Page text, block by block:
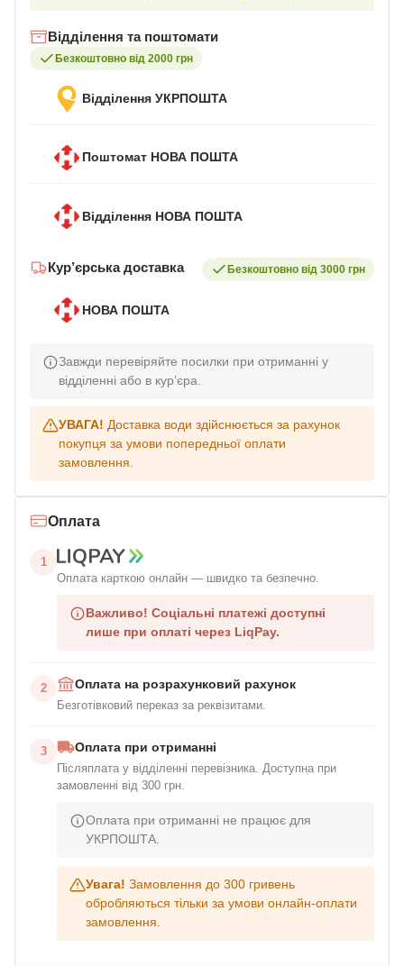
Відділення та поштомати
Безкоштовно від 2000 грн
Відділення УКРПОШТА
Поштомат НОВА ПОШТА
Відділення НОВА ПОШТА
Кур’єрська доставка Безкоштовно від 3000 грн
НОВА ПОШТА
Завжди перевіряйте посилки при отриманні у
відділенні або в кур’єра.
УВАГА! Доставка води здійснюється за рахунок
покупця за умови попередньої оплати
замовлення.
Оплата
1
Оплата карткою онлайн — швидко та безпечно.
Важливо! Соціальні платежі доступні
лише при оплаті через LiqPay.
2 Оплата на розрахунковий рахунок
Безготівковий переказ за реквізитами.
3 Оплата при отриманні
Післяплата у відділенні перевізника. Доступна при
замовленні від 300 грн.
Оплата при отриманні не працює для
УКРПОШТА.
Увага! Замовлення до 300 гривень
обробляються тільки за умови онлайн-оплати
замовлення.